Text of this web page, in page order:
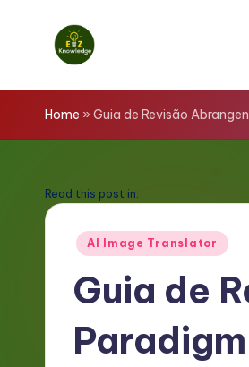
E
z
n
w
Home » Guia de Revisão
Read this post in:
Posted
AI Image Translator
Guia de